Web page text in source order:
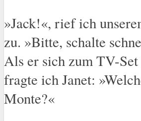
»Jack!«, rief ich
zu. »Bitte, schalte
Als er sich zum TV-Set
fragte ich Janet:
Monte?«